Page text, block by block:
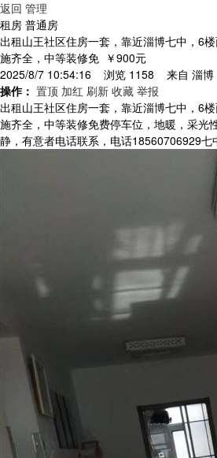
返回 管理
租房 普通房
出租山王社区住房一套，靠近淄博七中，6
施齐全，中等装修免 ￥900元
2025/8/7 10:54:16 浏览 1158 来自 淄博
操作： 置顶 加红 刷新 收藏 举报
出租山王社区住房一套，靠近淄博七中，6
施齐全，中等装修免费停车位，地暖，采光
静，有意者电话联系，电话18560706929